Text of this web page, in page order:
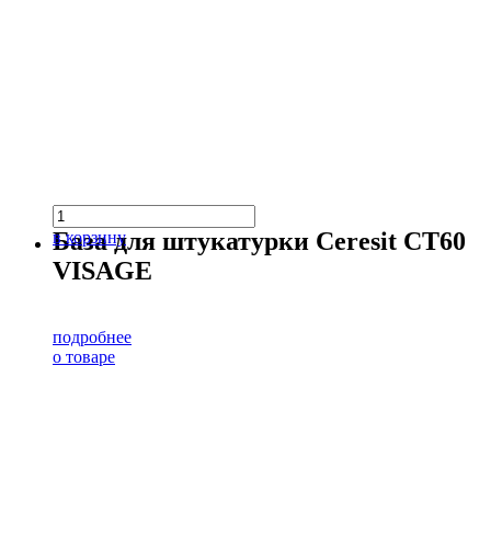
в корзину
База для штукатурки Ceresit CT60
VISAGE
подробнее
о товаре